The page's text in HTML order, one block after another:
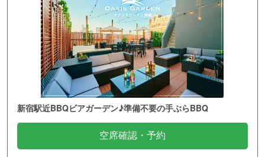
新宿駅近BBQビアガーデン♪準備不要の手ぶらBBQ
空席確認・予約